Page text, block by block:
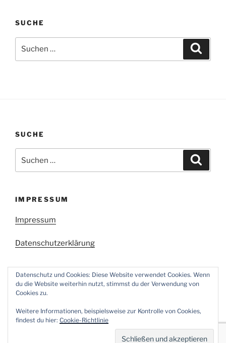
SUCHE
nach:
SUCHE
nach:
IMPRESSUM
Impressum
Datenschutzerklärung
Datenschutz und Cookies: Diese Website verwendet Cookies. Wenn
du die Website weiterhin nutzt, stimmst du der Verwendung von
Cookies zu.
Weitere Informationen, beispielsweise zur Kontrolle von Cookies,
findest du hier: Cookie-Richtlinie